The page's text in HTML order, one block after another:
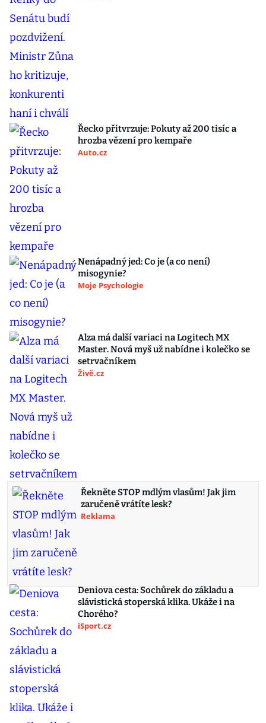
Řecko přitvrzuje: Pokuty až 200 tisíc a
hrozba vězení pro kempaře
Auto.cz
Nenápadný jed: Co je (a co není)
misogynie?
Moje Psychologie
Alza má další variaci na Logitech MX
Master. Nová myš už nabídne i kolečko se
setrvačníkem
Živě.cz
Řekněte STOP mdlým vlasům! Jak jim
zaručeně vrátíte lesk?
Reklama
Deniova cesta: Sochůrek do základu a
slávistická stoperská klika. Ukáže i na
Chorého?
iSport.cz